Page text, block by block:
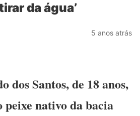
da água’
5 anos atrás
dos Santos, de 18 anos,
peixe nativo da bacia